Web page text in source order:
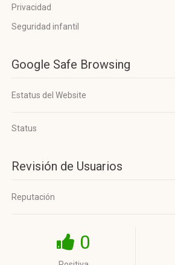
Privacidad
Seguridad infantil
Google Safe Browsing
Estatus del Website
Status
Revisión de Usuarios
Reputación
0